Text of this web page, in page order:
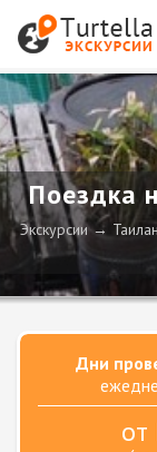
Поездка
Экскурсии
Дни
от